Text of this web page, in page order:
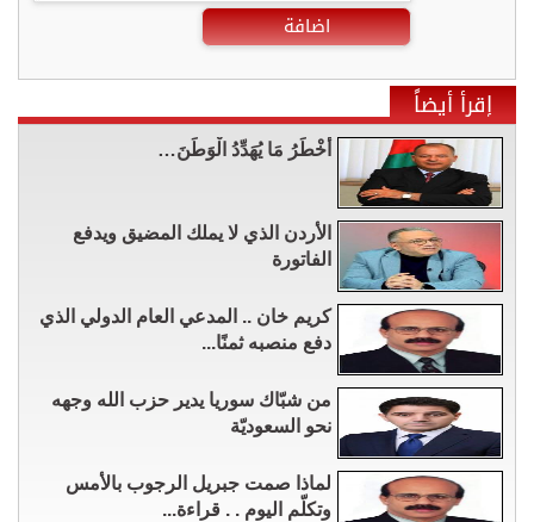
اضافة
إقرأ أيضاً
أَخْطَرُ مَا يُهَدِّدُ الْوَطَنَ…
الأردن الذي لا يملك المضيق ويدفع
الفاتورة
كريم خان .. المدعي العام الدولي الذي
دفع منصبه ثمنًا...
من شبّاك سوريا يدير حزب الله وجهه
نحو السعوديّة
لماذا صمت جبريل الرجوب بالأمس
وتكلّم اليوم . . قراءة...